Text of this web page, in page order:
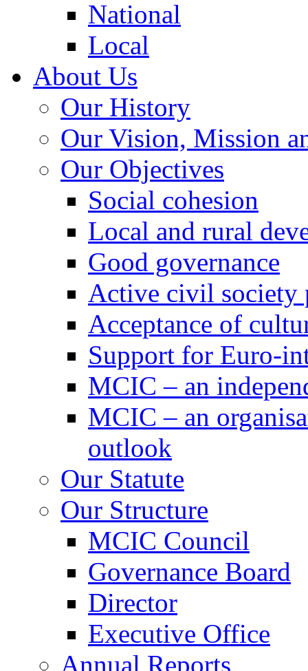
National
Local
About Us
Our History
Our Vision, Mission
Our Objectives
Social cohesion
Local and rural
Good governance
Active civil society
Acceptance of
Support for Euro-
MCIC – an
MCIC – an
outlook
Our Statute
Our Structure
MCIC Council
Governance Board
Director
Executive Office
Annual Reports